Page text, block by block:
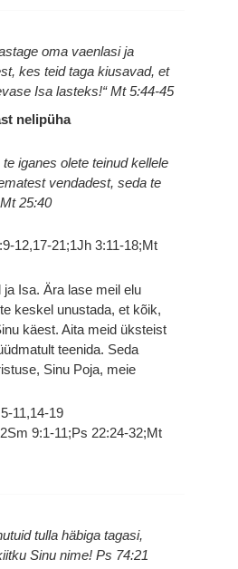
oma vaenlasi ja
kes teid taga kiusavad, et
Isa lasteks!“ Mt 5:44-45
nelipüha
iganes olete teinud kellele
vendadest, seda te
25:40
12,17-21;1Jh 3:11-18;Mt
Isa. Ära lase meil elu
keskel unustada, et kõik,
käest. Aita meid üksteist
teenida. Seda
Sinu Poja, meie
11,14-19
9:1-11;Ps 22:24-32;Mt
tulla häbiga tagasi,
Sinu nime! Ps 74:21